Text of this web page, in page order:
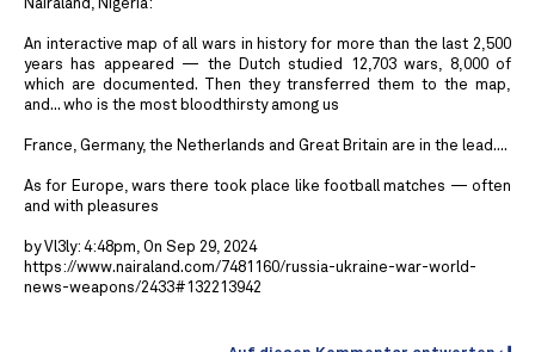
Nairaland, Nigeria:
️An interactive map of all wars in history for more than the last 2,500
years has appeared — the Dutch studied 12,703 wars, 8,000 of
which are documented. Then they transferred them to the map,
and... who is the most bloodthirsty among us ️
France, Germany, the Netherlands and Great Britain are in the lead....
As for Europe, wars there took place like football matches — often
and with pleasures
by Vl3ly: 4:48pm, On Sep 29, 2024
https://www.nairaland.com/7481160/russia-ukraine-war-world-
news-weapons/2433#132213942